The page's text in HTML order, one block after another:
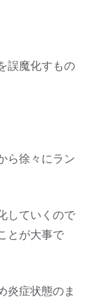
誤魔化すもの
ら徐々にラン
していくので
とが大事で
炎症状態のま